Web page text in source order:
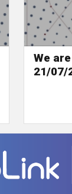
We
21/07/